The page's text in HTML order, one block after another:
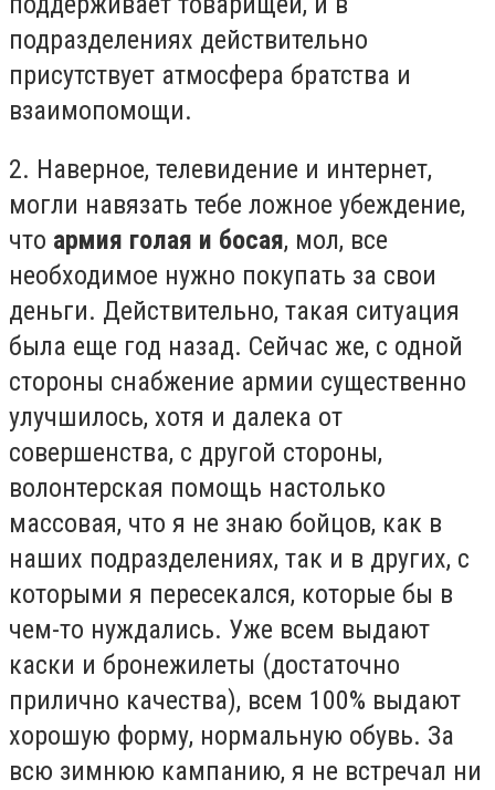
подразделениях действительно
присутствует атмосфера братства и
взаимопомощи.
2. Наверное, телевидение и интернет,
могли навязать тебе ложное убеждение,
что армия голая и босая, мол, все
необходимое нужно покупать за свои
деньги. Действительно, такая ситуация
была еще год назад. Сейчас же, с одной
стороны снабжение армии существенно
улучшилось, хотя и далека от
совершенства, с другой стороны,
волонтерская помощь настолько
массовая, что я не знаю бойцов, как в
наших подразделениях, так и в других, с
которыми я пересекался, которые бы в
чем-то нуждались. Уже всем выдают
каски и бронежилеты (достаточно
прилично качества), всем 100% выдают
хорошую форму, нормальную обувь. За
всю зимнюю кампанию, я не встречал ни